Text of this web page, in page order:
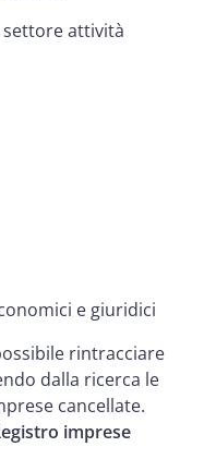
attività
e giuridici
rintracciare
dalla ricerca le
cancellate.
imprese